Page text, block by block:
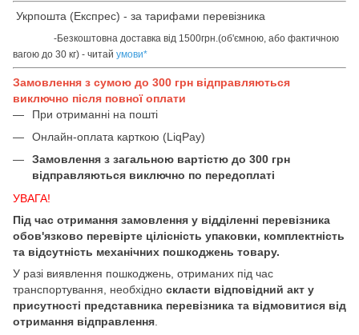
Укрпошта (Експрес) - за тарифами перевізника
-Безкоштовна доставка від 1500грн.(об'ємною, або фактичною
вагою до 30 кг) - читай умови*
Замовлення з сумою до 300 грн відправляються
виключно після повної оплати
При отриманні на пошті
Онлайн-оплата карткою (LiqPay)
Замовлення з загальною вартістю до 300 грн
відправляються виключно по передоплаті
УВАГА!
Під час отримання замовлення у відділенні перевізника
обов'язково перевірте цілісність упаковки, комплектність
та відсутність механічних пошкоджень товару.
У разі виявлення пошкоджень, отриманих під час
транспортування, необхідно скласти відповідний акт у
присутності представника перевізника та відмовитися від
отримання відправлення